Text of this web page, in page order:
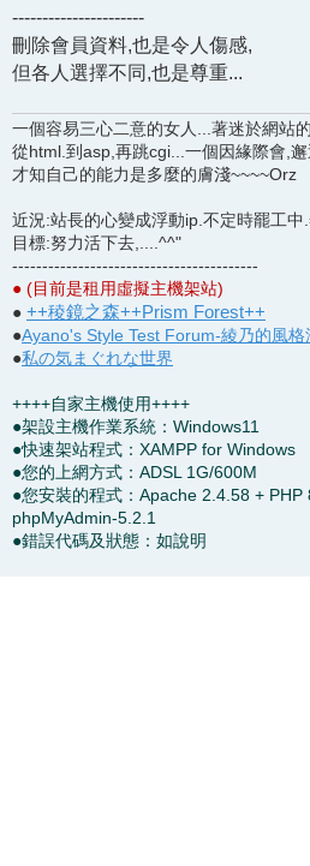
----------------------
刪除會員資料,也是令人傷感,
但各人選擇不同,也是尊重...
一個容易三心二意的女人...著迷於網站
從html.到asp,再跳cgi...一個因緣際會,邂
才知自己的能力是多麼的膚淺~~~~Orz
近況:站長的心變成浮動ip.不定時罷工中
目標:努力活下去,....^^"
-----------------------------------------
● (目前是租用虛擬主機架站)
● ++稜鏡之森++Prism Forest++
●Ayano's Style Test Forum-綾乃的風格
●私の気まぐれな世界
++++自家主機使用++++
●架設主機作業系統：Windows11
●快速架站程式：XAMPP for Windows
●您的上網方式：ADSL 1G/600M
●您安裝的程式：Apache 2.4.58 +
phpMyAdmin-5.2.1
●錯誤代碼及狀態：如說明